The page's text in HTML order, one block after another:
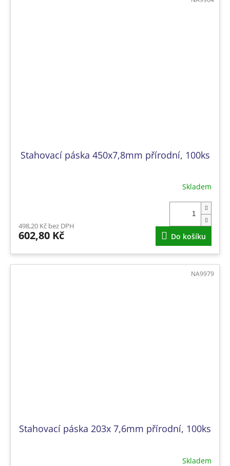
Stahovací páska 450x7,8mm přírodní, 100ks
Skladem
498,20 Kč bez DPH
602,80 Kč Do košíku
Stahovací páska 203x 7,6mm přírodní, 100ks
Skladem
NA9979